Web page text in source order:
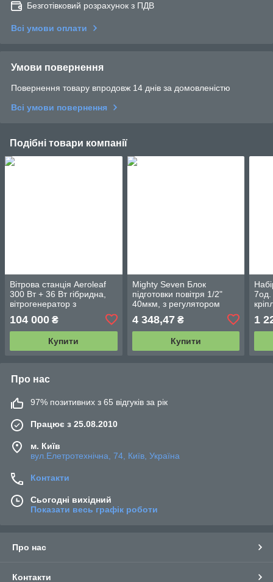
Безготівковий розрахунок з ПДВ
Всі умови оплати
Умови повернення
Повернення товару впродовж 14 днів за домовленістю
Всі умови повернення
Подібні товари компанії
Вітрова станція Aeroleaf
300 Вт + 36 Вт гібридна,
вітрогенератор з
104 000 ₴
Купити
Mighty Seven Блок
підготовки повітря 1/2"
40мкм, з регулятором
тиску, настінне кріплення.
4 348,47₴
Купити
7од.
1
Про нас
97% позитивних з 65 відгуків за рік
Працює з 25.08.2010
м. Київ
вул.Елетротехнічна, 74, Київ, Україна
Контакти
Сьогодні вихідний
Показати весь графік роботи
Про нас
Контакти